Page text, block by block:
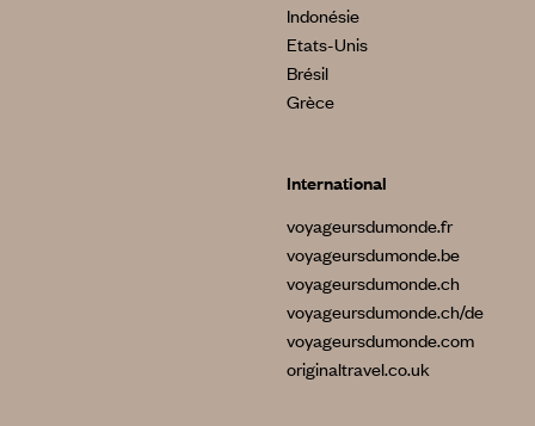
Indonésie
Etats-Unis
Brésil
Grèce
International
voyageursdumonde.fr
voyageursdumonde.be
voyageursdumonde.ch
voyageursdumonde.ch/de
voyageursdumonde.com
originaltravel.co.uk